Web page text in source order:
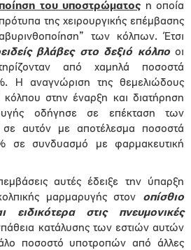
του υποστρώματος η οποία
της χειρουργικής επέμβασης
των κόλπων. Έτσι
βλάβες στο δεξιό κόλποοι
από χαμηλά ποσοστά
Η αναγνώριση της θεμελιώδους
στην έναρξη και διατήρηση
οδήγησε σε επέκταση των
αυτόν με αποτέλεσμα ποσοστά
σε συνδυασμό με φαρμακευτική
αυτές έδειξε την ύπαρξη
μαρμαρυγής στον οπίσθιο
ειδικότερα στις πνευμονικές
κατάλυσης των εστιών αυτών
ποσοστό υποτροπών από άλλες